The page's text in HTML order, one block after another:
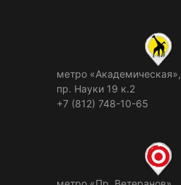
метро «Академическая»,
пр. Науки 19 к.2
+7 (812) 748-10-65